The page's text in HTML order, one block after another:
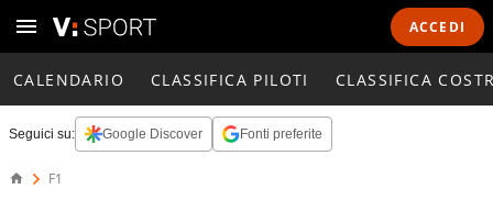
ACCEDI
CALENDARIO CLASSIFICA PILOTI CLASSIFICA
Seguici su: Google Discover Fonti preferite
F1